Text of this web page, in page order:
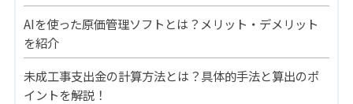
AIを使った原価管理ソフトとは？メリット・デメリット
を紹介
未成工事支出金の計算方法とは？具体的手法と算出のポ
イントを解説！